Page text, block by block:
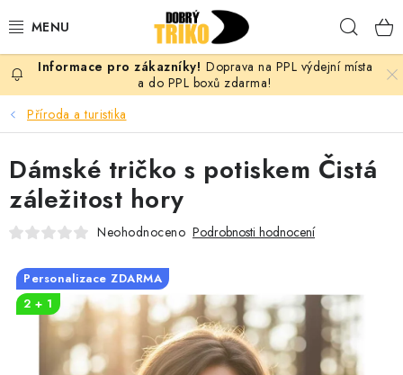
na
PRO ŽENY
PRO MUŽE
PRO DĚTI
PRO PÁRY
VLASTNÍ MOTIV
Doprava na PPL výdejní místa
a do PPL boxů zdarma!
Příroda a turistika
Dámské tričko s potiskem Čistá
záležitost hory
Neohodnoceno Podrobnosti hodnocení
Personalizace ZDARMA
2 + 1